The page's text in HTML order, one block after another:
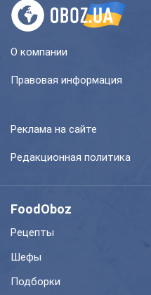
О компании
Правовая информация
Реклама на сайте
Редакционная политика
FoodOboz
Рецепты
Шефы
Подборки